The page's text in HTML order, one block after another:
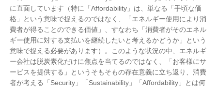
に直面しています（特に「Affordability」は、単なる「手頃な価
格」という意味で捉えるのではなく、「エネルギー使用により消
費者が得ることのできる価値」、すなわち「消費者がそのエネル
ギー使用に対する支払いを継続したいと考えるかどうか」という
意味で捉える必要があります）。このような状況の中、エネルギ
ー会社は脱炭素化だけに焦点を当てるのではなく、「お客様にサ
ービスを提供する」というそもそもの存在意義に立ち返り、消費
者が考える「Security」「Sustainability」「Affordability」とは何